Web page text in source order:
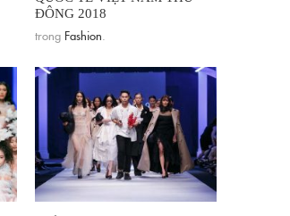
ĐÔNG 2018
trong Fashion